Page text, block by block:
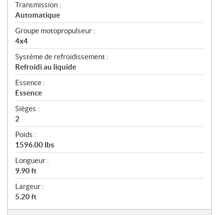
Transmission :
Automatique
Groupe motopropulseur :
4x4
Système de refroidissement :
Refroidi au liquide
Essence :
Essence
Sièges :
2
Poids :
1596.00 lbs
Longueur :
9.90 ft
Largeur :
5.20 ft